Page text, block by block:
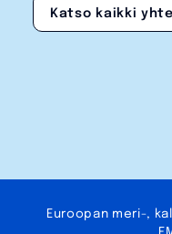
Katso kaikki
Euroopan meri-,